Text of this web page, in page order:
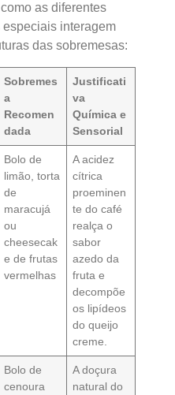
as diferentes
interagem
das sobremesas:
Sobremes
a
Recomen
dada
Justificati
va
Química e
Sensorial
Bolo de
limão, torta
de
maracujá
ou
cheesecak
e de frutas
vermelhas
A acidez
cítrica
proeminen
te do café
realça o
sabor
azedo da
fruta e
decompõe
os lipídeos
do queijo
creme.
Bolo de
cenoura
A doçura
natural do